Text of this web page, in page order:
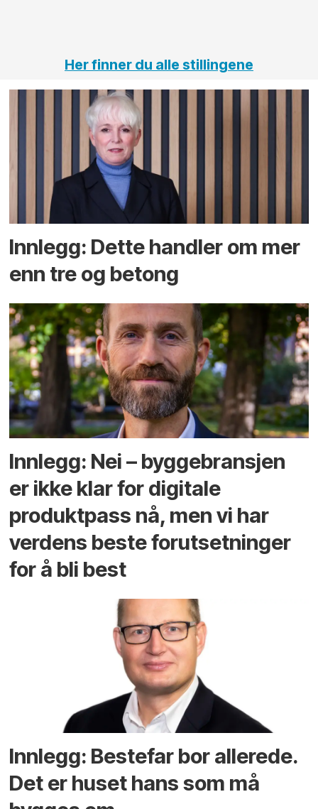
Her finner du alle stillingene
Innlegg: Dette handler om mer
enn tre og betong
Innlegg: Nei – byggebransjen
er ikke klar for digitale
produktpass nå, men vi har
verdens beste forutsetninger
for å bli best
Innlegg: Bestefar bor allerede.
Det er huset hans som må